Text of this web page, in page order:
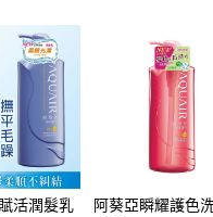
。
中的連結，可透過四大超商／
為交易完成。
但若您需要取消訂單，請聯絡
視為有效，需透過AFTEE先享
結帳頁面顯示為準，若有關於
問，請聯繫「AFTEE先享後付
support/home
活潤髮乳
阿葵亞瞬耀護色